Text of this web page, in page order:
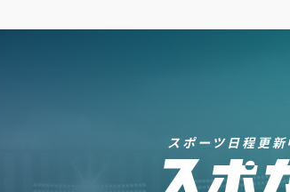
スポーツ日程更新